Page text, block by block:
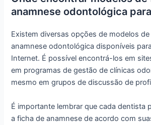
anamnese odontológica
Existem diversas opções de modelos
anamnese odontológica disponíveis
Internet. É possível encontrá-los em
em programas de gestão de clínicas
mesmo em grupos de discussão de
É importante lembrar que cada dentista
a ficha de anamnese de acordo com